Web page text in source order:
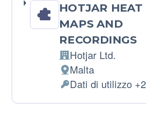
HOTJAR HEAT
MAPS AND
RECORDINGS
Azienda:
Hotjar Ltd.
Luogo
del
trattamento:
Malta
Dati
Personali
Dati di utilizzo +2